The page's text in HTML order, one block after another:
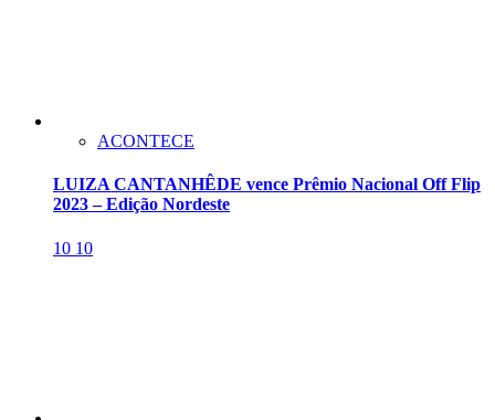
ACONTECE
LUIZA CANTANHÊDE vence Prêmio Nacional Off Flip
2023 – Edição Nordeste
10 10